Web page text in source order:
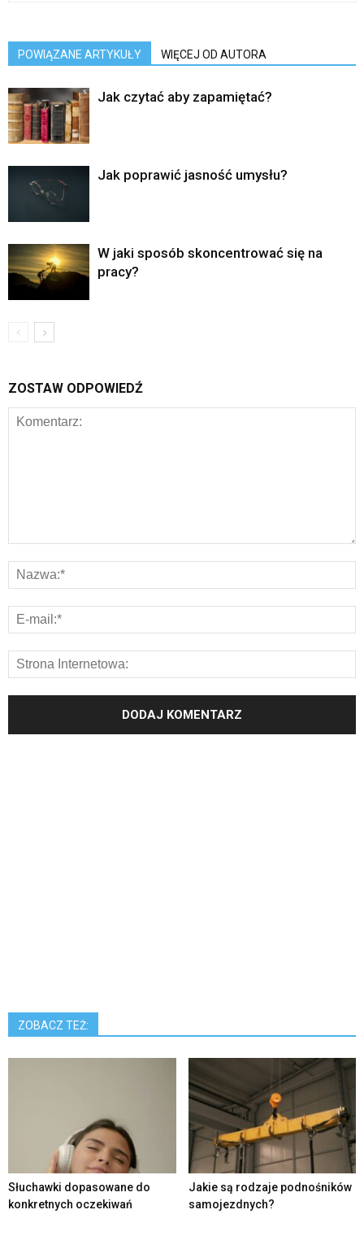
POWIĄZANE ARTYKUŁY WIĘCEJ OD AUTORA
Jak czytać aby zapamiętać?
Jak poprawić jasność umysłu?
W jaki sposób skoncentrować się na
pracy?
ZOSTAW ODPOWIEDŹ
ZOBACZ TEŻ:
Słuchawki dopasowane do
konkretnych oczekiwań
Jakie są rodzaje podnośników
samojezdnych?